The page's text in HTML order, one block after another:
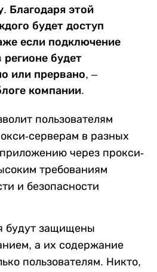
Благодаря этой
будет доступ
если подключение
регионе будет
или прервано, –
компании.
пользователям
серверам в разных
через прокси-
требованиям
и безопасности
будут защищены
а их содержание
пользователям. Никто,